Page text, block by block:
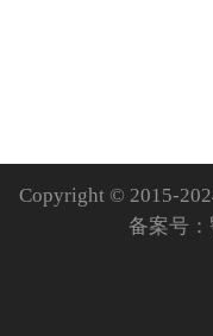
Copyright © 2015-
备案号：